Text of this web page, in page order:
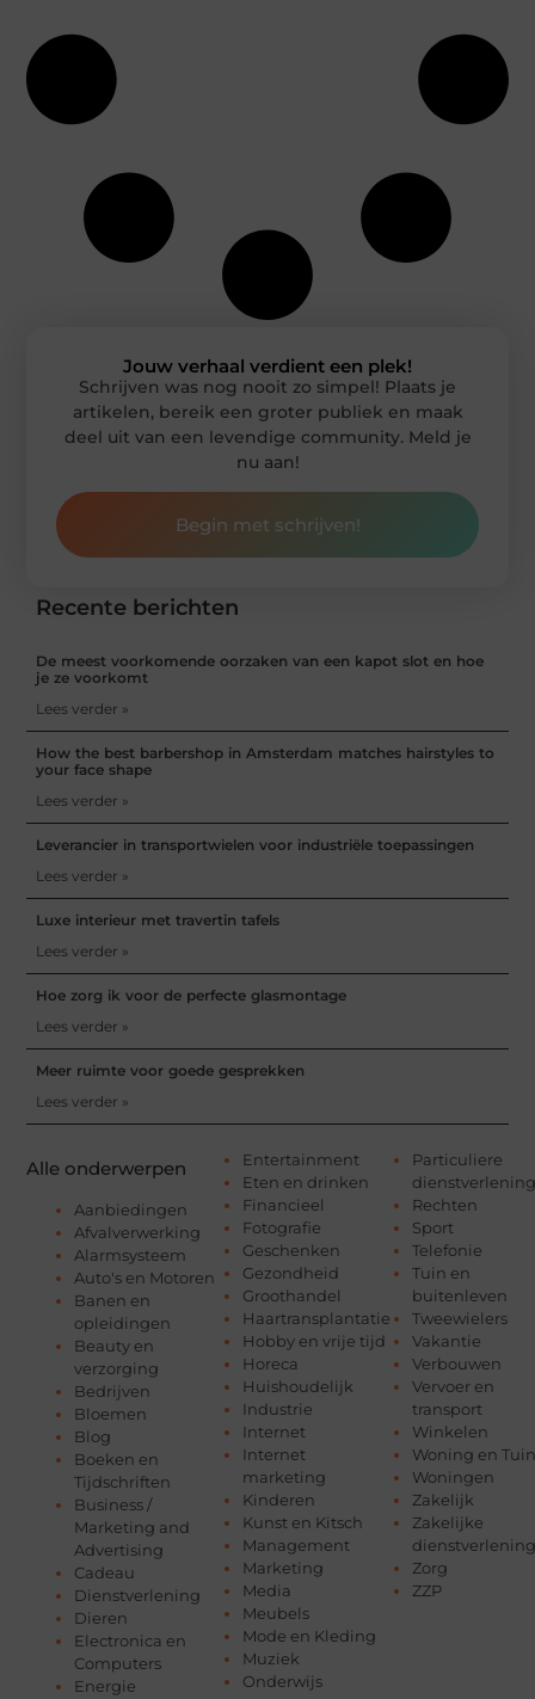
Alle onderwerpen
Aanbiedingen
Afvalverwerking
Alarmsysteem
Auto's en Motoren
Banen en
opleidingen
Beauty en
verzorging
Bedrijven
Bloemen
Blog
Boeken en
Tijdschriften
Business /
Marketing and
Advertising
Cadeau
Dienstverlening
Dieren
Electronica en
Computers
Energie
Entertainment
Eten en drinken
Financieel
Fotografie
Geschenken
Gezondheid
Groothandel
Haartransplantatie
Hobby en vrije tijd
Horeca
Huishoudelijk
Industrie
Internet
Internet
marketing
Kinderen
Kunst en Kitsch
Management
Marketing
Media
Meubels
Mode en Kleding
Muziek
Onderwijs
Particuliere
dienstverlening
Rechten
Sport
Telefonie
Tuin en
buitenleven
Tweewielers
Vakantie
Verbouwen
Vervoer en
transport
Winkelen
Woning en Tuin
Woningen
Zakelijk
Zakelijke
dienstverlening
Zorg
ZZP
Recente berichten
De meest voorkomende oorzaken van een kapot slot en hoe
je ze voorkomt
Lees verder »
How the best barbershop in Amsterdam matches hairstyles to
your face shape
Lees verder »
Leverancier in transportwielen voor industriële toepassingen
Lees verder »
Luxe interieur met travertin tafels
Lees verder »
Hoe zorg ik voor de perfecte glasmontage
Lees verder »
Meer ruimte voor goede gesprekken
Lees verder »
Jouw verhaal verdient een plek!
Schrijven was nog nooit zo simpel! Plaats je
artikelen, bereik een groter publiek en maak
deel uit van een levendige community. Meld je
nu aan!
Begin met schrijven!